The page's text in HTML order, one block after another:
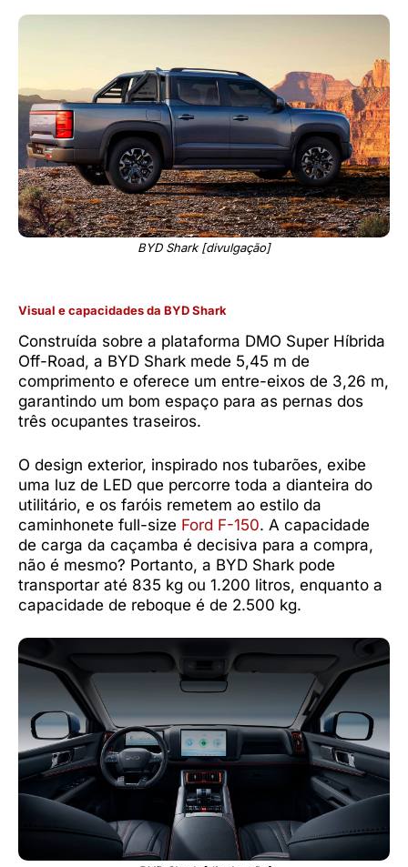
BYD Shark [divulgação]
Visual e capacidades da BYD Shark
Construída sobre a plataforma DMO Super Híbrida
Off-Road, a BYD Shark mede 5,45 m de
comprimento e oferece um entre-eixos de 3,26 m,
garantindo um bom espaço para as pernas dos
três ocupantes traseiros.
O design exterior, inspirado nos tubarões, exibe
uma luz de LED que percorre toda a dianteira do
utilitário, e os faróis remetem ao estilo da
caminhonete full-size Ford F-150. A capacidade
de carga da caçamba é decisiva para a compra,
não é mesmo? Portanto, a BYD Shark pode
transportar até 835 kg ou 1.200 litros, enquanto a
capacidade de reboque é de 2.500 kg.